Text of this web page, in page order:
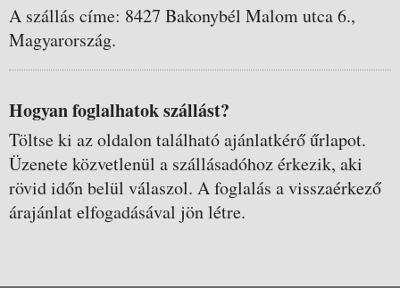
A szállás címe: 8427 Bakonybél Malom utca 6.,
Magyarország.
Hogyan foglalhatok szállást?
Töltse ki az oldalon található ajánlatkérő űrlapot.
Üzenete közvetlenül a szállásadóhoz érkezik, aki
rövid időn belül válaszol. A foglalás a visszaérkező
árajánlat elfogadásával jön létre.